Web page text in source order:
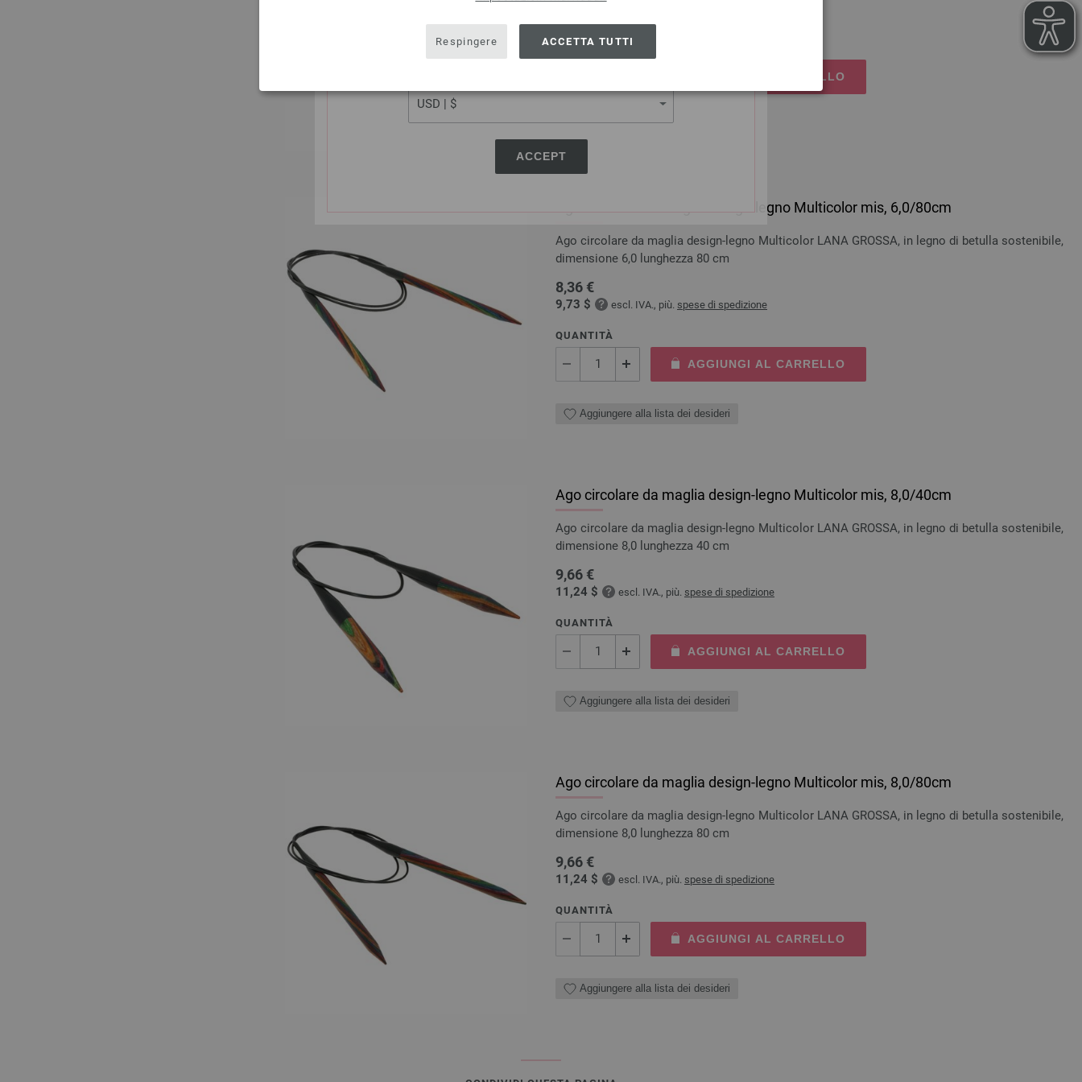
SHIPPING TO
USA - The United States of America
ACCEPT
Respingere ACCETTA TUTTI
QUANTITÀ
AGGIUNGI AL CARRELLO
Aggiungere alla lista dei desideri
Ago circolare da maglia design-legno Multicolor mis, 6,0/80cm
Ago circolare da maglia design-legno Multicolor LANA GROSSA, in legno di betulla sostenibile,
dimensione 6,0 lunghezza 80 cm
8,36 €
9,73 $ escl. IVA., più. spese di spedizione
QUANTITÀ
AGGIUNGI AL CARRELLO
Aggiungere alla lista dei desideri
Ago circolare da maglia design-legno Multicolor mis, 8,0/40cm
Ago circolare da maglia design-legno Multicolor LANA GROSSA, in legno di betulla sostenibile,
dimensione 8,0 lunghezza 40 cm
9,66 €
11,24 $ escl. IVA., più. spese di spedizione
QUANTITÀ
AGGIUNGI AL CARRELLO
Aggiungere alla lista dei desideri
Ago circolare da maglia design-legno Multicolor mis, 8,0/80cm
Ago circolare da maglia design-legno Multicolor LANA GROSSA, in legno di betulla sostenibile,
dimensione 8,0 lunghezza 80 cm
9,66 €
11,24 $ escl. IVA., più. spese di spedizione
QUANTITÀ
AGGIUNGI AL CARRELLO
Aggiungere alla lista dei desideri